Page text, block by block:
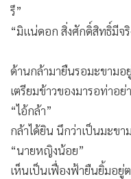
รึ”
“มิแน่ดอก สิ่งศักดิ์สิทธิ์มีจริ
ด้านกล้ามายืนรอมะขามอ
เตรียมข้าวของมารอท่าอย่
“ไอ้กล้า”
กล้าได้ยิน นึกว่าเป็นมะข
“นายหญิงน้อย”
เห็นเป็นเฟื่องฟ้ายืนยิ้มอยู่